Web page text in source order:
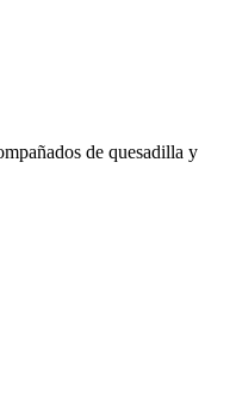
de quesadilla y